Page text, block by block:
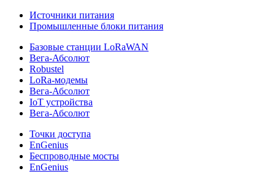
Источники питания
Промышленные блоки питания
Базовые станции LoRaWAN
Вега-Абсолют
Robustel
LoRa-модемы
Вега-Абсолют
IoT устройства
Вега-Абсолют
Точки доступа
EnGenius
Беспроводные мосты
EnGenius